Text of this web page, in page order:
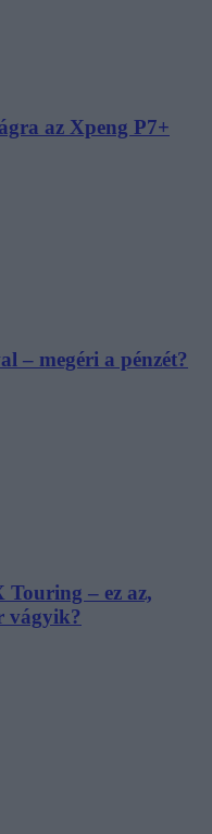
az Xpeng P7+
– megéri a pénzét?
– ez az,
vágyik?